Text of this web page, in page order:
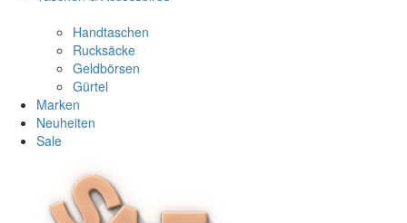
Handtaschen
Rucksäcke
Geldbörsen
Gürtel
Marken
Neuheiten
Sale